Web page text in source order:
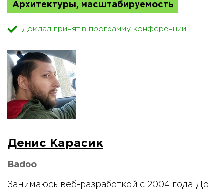
Архитектуры, масштабируемость
Доклад принят в программу конференции
Денис Карасик
Badoo
Занимаюсь веб-разработкой с 2004 года. До